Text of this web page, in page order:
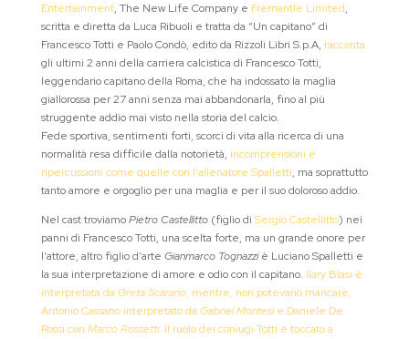
Entertainment, The New Life Company e Fremantle Limited,
scritta e diretta da Luca Ribuoli e tratta da “Un capitano” di
Francesco Totti e Paolo Condò, edito da Rizzoli Libri S.p.A, racconta
gli ultimi 2 anni della carriera calcistica di Francesco Totti,
leggendario capitano della Roma, che ha indossato la maglia
giallorossa per 27 anni senza mai abbandonarla, fino al più
struggente addio mai visto nella storia del calcio.
Fede sportiva, sentimenti forti, scorci di vita alla ricerca di una
normalità resa difficile dalla notorietà, incomprensioni e
ripercussioni come quelle con l’allenatore Spalletti, ma soprattutto
tanto amore e orgoglio per una maglia e per il suo doloroso addio.
Nel cast troviamoPietro Castellitto(figlio di Sergio Castellitto) nei
panni di Francesco Totti, una scelta forte, ma un grande onore per
l’attore, altro figlio d’arte Gianmarco Tognazziè Luciano Spalletti e
la sua interpretazione di amore e odio con il capitano. Ilary Blasi è
interpretata da Greta Scarano, mentre, non potevano mancare,
Antonio Cassano interpretato da Gabriel Montesie Daniele De
Rossi con Marco Rossetti. Il ruolo dei coniugi Totti è toccato a